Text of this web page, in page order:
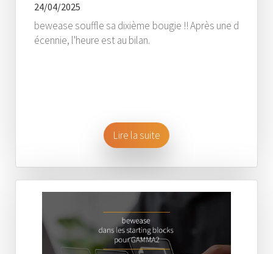
24/04/2025
bewease souffle sa dixième bougie !! Après une d
écennie, l'heure est au bilan.
Lire la suite